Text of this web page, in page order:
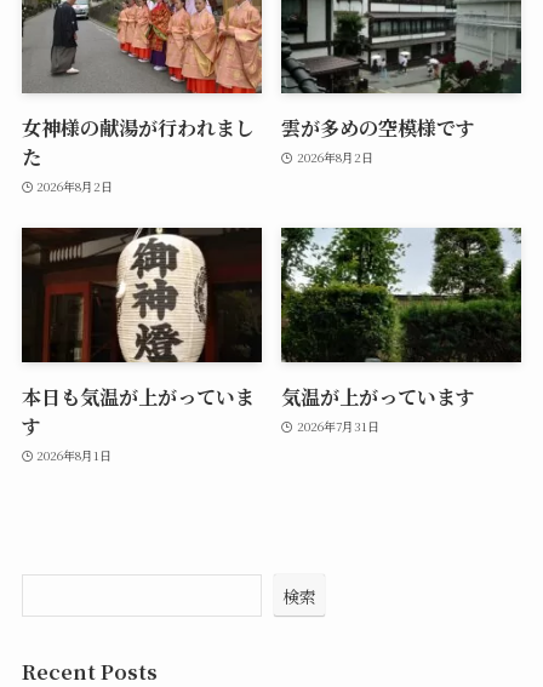
女神様の献湯が行われまし
た
2026年8月2日
雲が多めの空模様です
2026年8月2日
本日も気温が上がっていま
す
2026年8月1日
気温が上がっています
2026年7月31日
検索
Recent Posts